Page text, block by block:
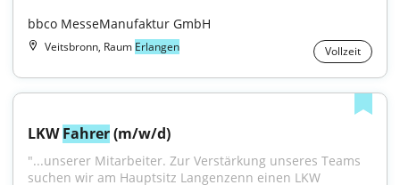
bbco MesseManufaktur GmbH
Veitsbronn, Raum Erlangen Vollzeit
LKW Fahrer (m/w/d)
"...unserer Mitarbeiter. Zur Verstärkung unseres Teams